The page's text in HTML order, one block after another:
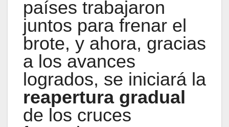
países trabajaron
juntos para frenar el
brote, y ahora, gracias
a los avances
logrados, se iniciará la
reapertura gradual
de los cruces